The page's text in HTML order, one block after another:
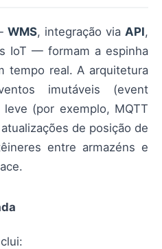
WMS, integração via API,
IoT — formam a espinha
tempo real. A arquitetura
imutáveis (event
(por exemplo, MQTT
de posição de
entre armazéns e